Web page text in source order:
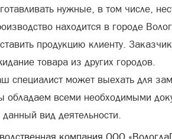
нужные, в том числе,
находится в городе
продукцию клиенту.
товара из других городов.
специалист может выехать для
обладаем всеми необходимыми
данный вид деятельности.
компания ООО